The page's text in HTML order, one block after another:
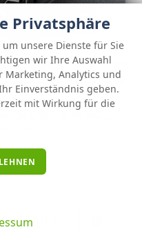
ab 346,– € mtl.
Automatik
Wolf Grau Metallic
DETAILS
Privatsphäre
um unsere Dienste für Sie
wir Ihre Auswahl
Analytics und
Einverständnis geben.
mit Wirkung für die